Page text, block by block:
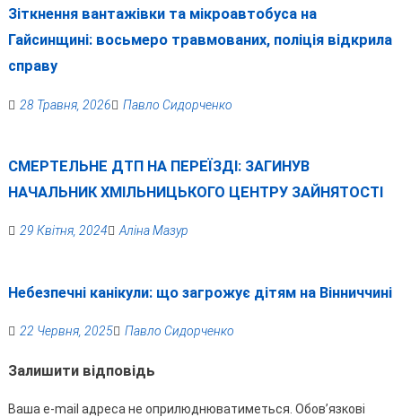
Зіткнення вантажівки та мікроавтобуса на
Гайсинщині: восьмеро травмованих, поліція відкрила
справу
28 Травня, 2026 Павло Сидорченко
СМЕРТЕЛЬНЕ ДТП НА ПЕРЕЇЗДІ: ЗАГИНУВ
НАЧАЛЬНИК ХМІЛЬНИЦЬКОГО ЦЕНТРУ ЗАЙНЯТОСТІ
29 Квітня, 2024 Аліна Мазур
Небезпечні канікули: що загрожує дітям на Вінниччині
22 Червня, 2025 Павло Сидорченко
Залишити відповідь
Ваша e-mail адреса не оприлюднюватиметься. Обов’язкові